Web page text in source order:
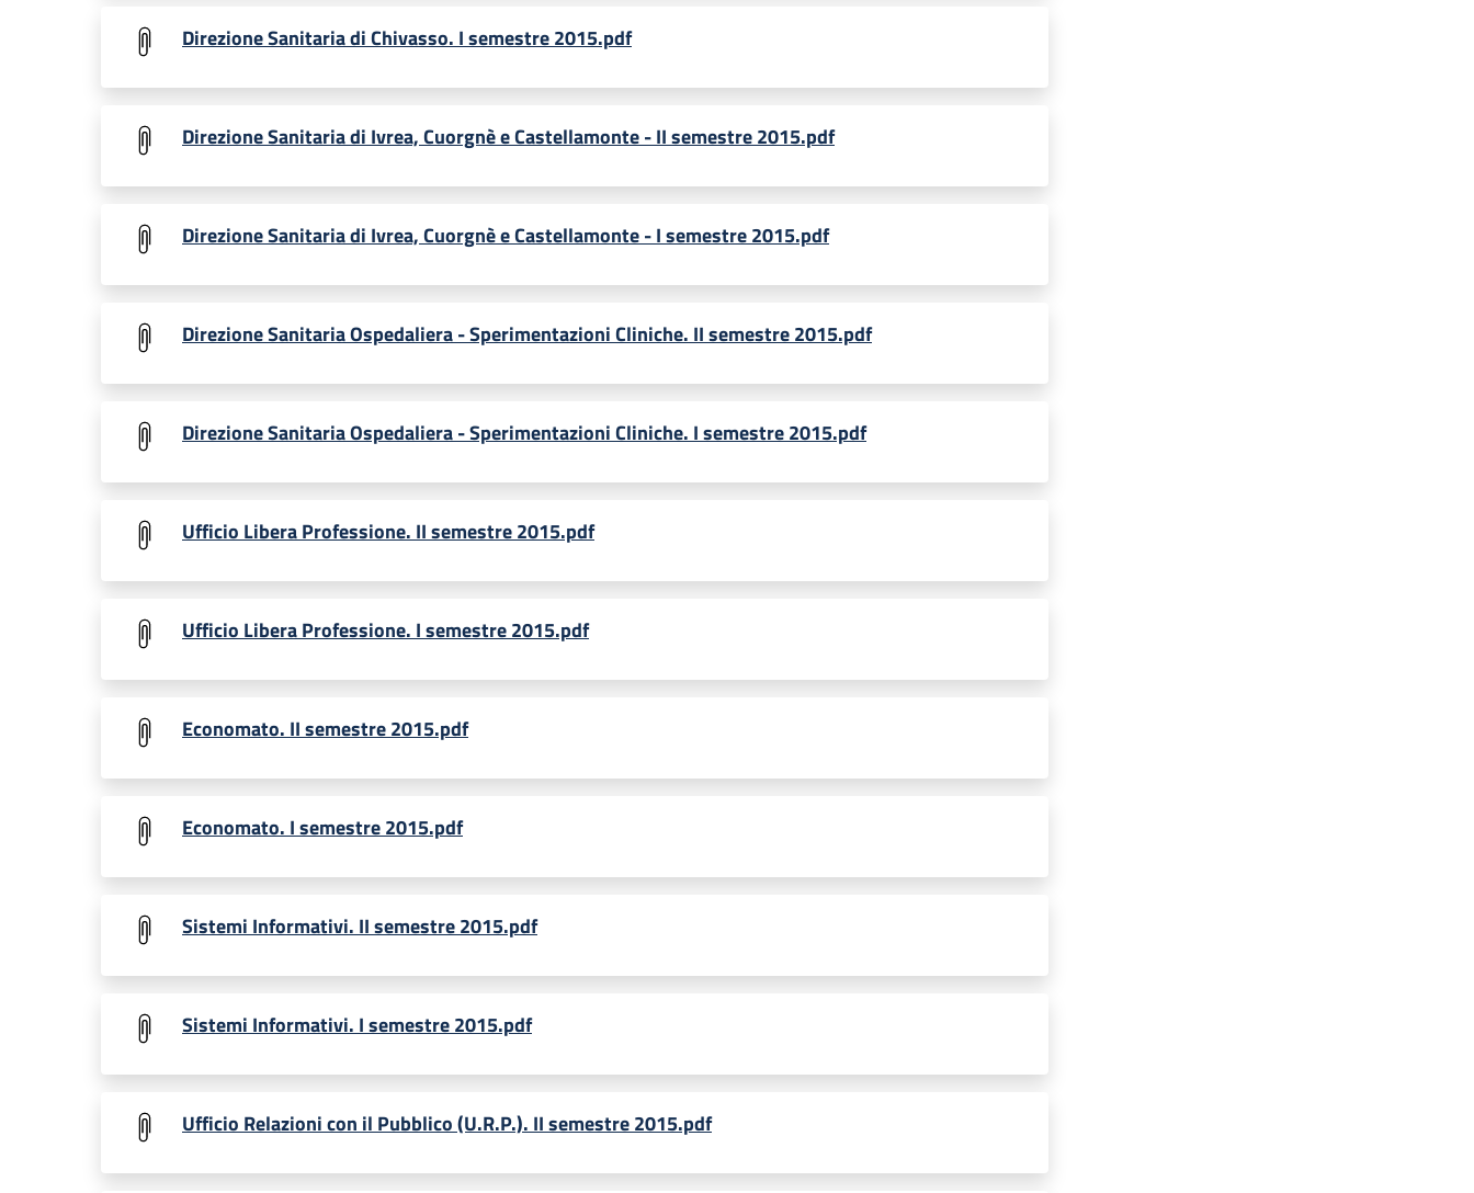
Direzione Sanitaria di Chivasso. I semestre 2015.pdf
Direzione Sanitaria di Ivrea, Cuorgnè e Castellamonte - II semestre 2015.pdf
Direzione Sanitaria di Ivrea, Cuorgnè e Castellamonte - I semestre 2015.pdf
Direzione Sanitaria Ospedaliera - Sperimentazioni Cliniche. II semestre 2015.pdf
Direzione Sanitaria Ospedaliera - Sperimentazioni Cliniche. I semestre 2015.pdf
Ufficio Libera Professione. II semestre 2015.pdf
Ufficio Libera Professione. I semestre 2015.pdf
Economato. II semestre 2015.pdf
Economato. I semestre 2015.pdf
Sistemi Informativi. II semestre 2015.pdf
Sistemi Informativi. I semestre 2015.pdf
Ufficio Relazioni con il Pubblico (U.R.P.). II semestre 2015.pdf